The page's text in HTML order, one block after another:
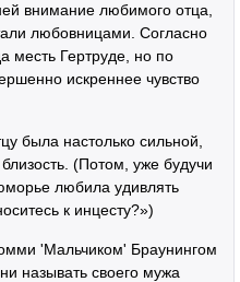
внимание любимого отца,
любовницами. Согласно
месть Гертруде, но по
искреннее чувство
была настолько сильной,
(Потом, уже будучи
любила удивлять
к инцесту?»)
'Мальчиком' Браунингом
называть своего мужа